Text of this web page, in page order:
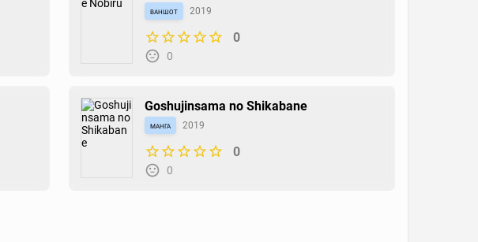
ваншот 2019
0
0
Goshujinsama no Shikabane
манга 2019
0
0